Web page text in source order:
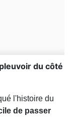
du côté
l'histoire du
de passer